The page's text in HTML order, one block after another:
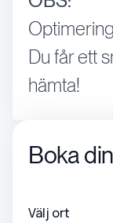
Du får ett
hämta!
Boka
Välj ort